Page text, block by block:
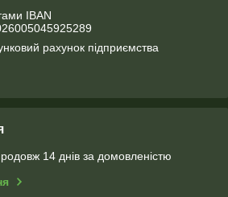
IBAN
рахунок підприємства
14 днів за домовленістю